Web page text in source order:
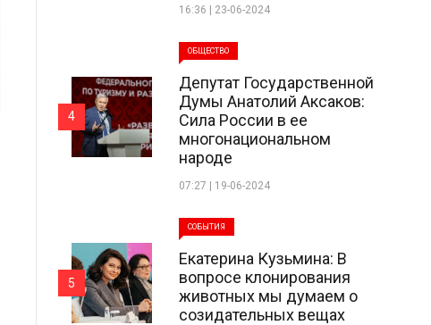
16:36 | 23-06-2024
ОБЩЕСТВО
Депутат Государственной
Думы Анатолий Аксаков:
Сила России в ее
многонациональном
народе
07:27 | 19-06-2024
4
СОБЫТИЯ
Екатерина Кузьмина: В
вопросе клонирования
животных мы думаем о
созидательных вещах
5